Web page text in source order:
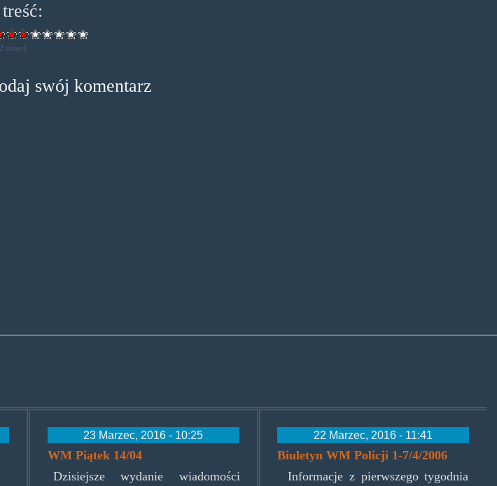
2 votes)
swój komentarz
23 Marzec, 2016 - 10:25
WM Piątek 14/04
Dzisiejsze wydanie wiadomości
22 Marzec, 2016 - 11:41
Biuletyn WM Policji 1-7/4/2006
Informacje z pierwszego tygodnia